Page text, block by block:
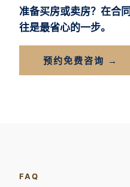
准备买房或卖房？在合
往是最省心的一步。
预约免费咨询 →
FAQ